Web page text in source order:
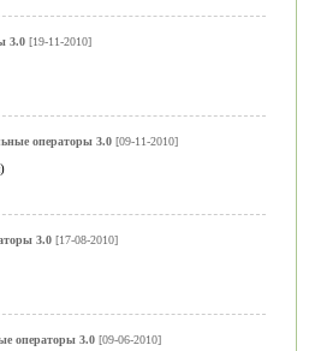
3.0[19-11-2010]
операторы 3.0[09-11-2010]
3.0[17-08-2010]
операторы 3.0[09-06-2010]